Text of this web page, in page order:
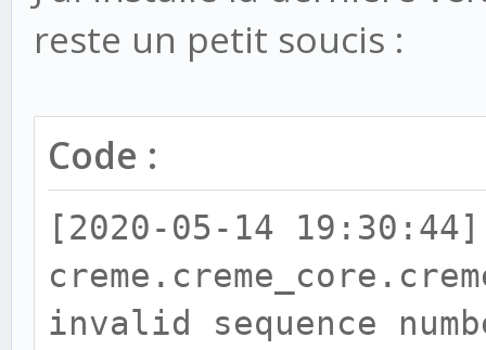
reste un petit soucis :
Code :
[2020-05-14 19:30:44]
invalid sequence